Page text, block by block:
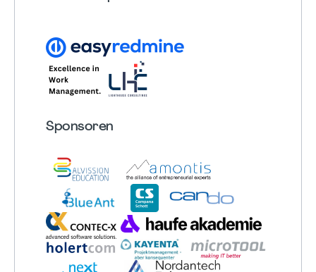
Sponsoren